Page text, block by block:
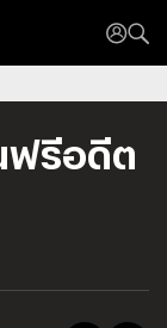
ฟรีอดีต